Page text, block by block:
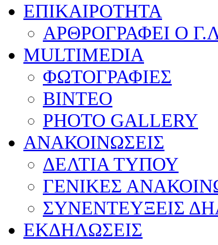
ΕΠΙΚΑΙΡΟΤΗΤΑ
ΑΡΘΡΟΓΡΑΦΕΙ Ο
MULTIMEDIA
ΦΩΤΟΓΡΑΦΙΕΣ
ΒΙΝΤΕΟ
PHOTO GALLERY
ΑΝΑΚΟΙΝΩΣΕΙΣ
ΔΕΛΤΙΑ ΤΥΠΟΥ
ΓΕΝΙΚΕΣ
ΣΥΝΕΝΤΕΥΞΕΙΣ
ΕΚΔΗΛΩΣΕΙΣ